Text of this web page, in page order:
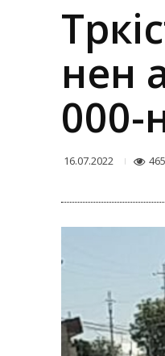
нен
000-
16.07.2022 465